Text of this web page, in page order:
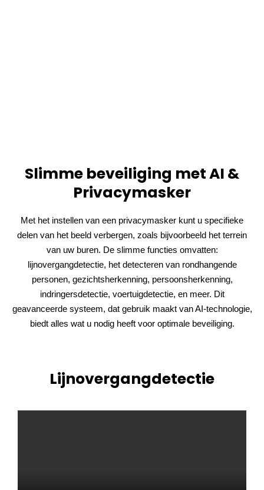
Slimme beveiliging met AI &
Privacymasker
Met het instellen van een privacymasker kunt u specifieke
delen van het beeld verbergen, zoals bijvoorbeeld het terrein
van uw buren. De slimme functies omvatten:
lijnovergangdetectie, het detecteren van rondhangende
personen, gezichtsherkenning, persoonsherkenning,
indringersdetectie, voertuigdetectie, en meer. Dit
geavanceerde systeem, dat gebruik maakt van AI-technologie,
biedt alles wat u nodig heeft voor optimale beveiliging.
Lijnovergangdetectie